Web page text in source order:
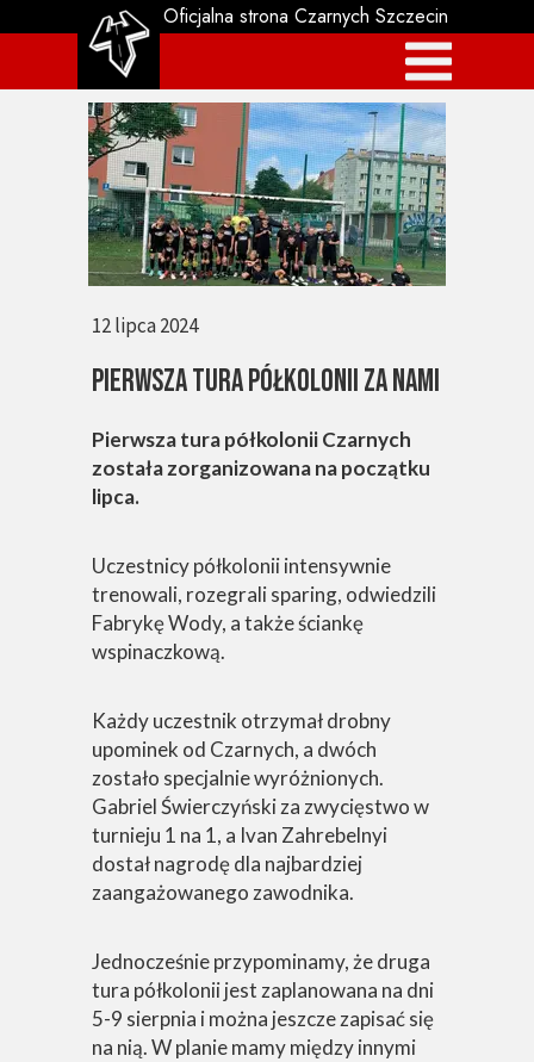
Pierwsza tura półkolonii Czarnych
została zorganizowana na początku
lipca.
Uczestnicy półkolonii intensywnie
trenowali, rozegrali sparing, odwiedzili
Fabrykę Wody, a także ściankę
wspinaczkową.
Każdy uczestnik otrzymał drobny
upominek od Czarnych, a dwóch
zostało specjalnie wyróżnionych.
Gabriel Świerczyński za zwycięstwo w
turnieju 1 na 1, a Ivan Zahrebelnyi
dostał nagrodę dla najbardziej
zaangażowanego zawodnika.
Jednocześnie przypominamy, że druga
tura półkolonii jest zaplanowana na dni
5-9 sierpnia i można jeszcze zapisać się
na nią. W planie mamy między innymi
PIERWSZA TURA PÓŁKOLONII ZA NAMI
12 lipca 2024
Oficjalna strona Czarnych Szczecin